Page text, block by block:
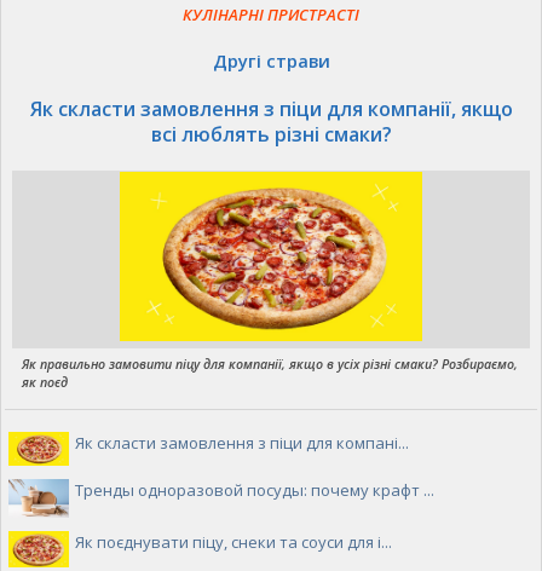
КУЛІНАРНІ ПРИСТРАСТІ
Другі страви
Як скласти замовлення з піци для компанії, якщо
всі люблять різні смаки?
Як правильно замовити піцу для компанії, якщо в усіх різні смаки? Розбираємо,
як поєд
Як скласти замовлення з піци для компані...
Тренды одноразовой посуды: почему крафт ...
Як поєднувати піцу, снеки та соуси для і...